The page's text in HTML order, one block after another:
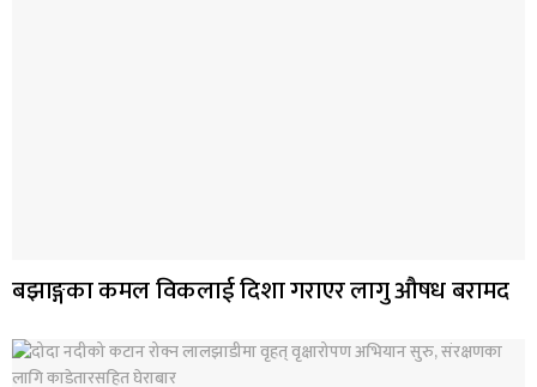
बझाङ्गका कमल विकलाई दिशा गराएर लागु औषध बरामद